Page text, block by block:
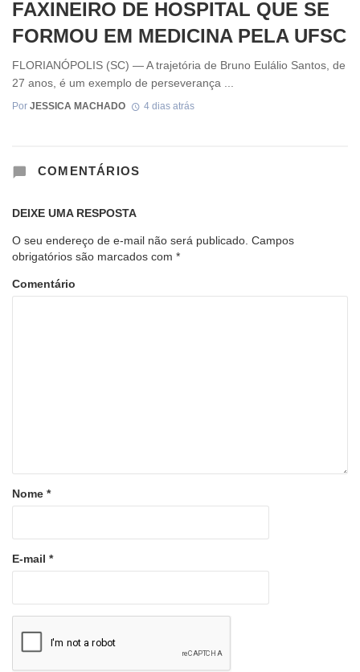
FAXINEIRO DE HOSPITAL QUE SE
FORMOU EM MEDICINA PELA UFSC
FLORIANÓPOLIS (SC) — A trajetória de Bruno Eulálio Santos, de
27 anos, é um exemplo de perseverança ...
Por JESSICA MACHADO 4 dias atrás
COMENTÁRIOS
DEIXE UMA RESPOSTA
O seu endereço de e-mail não será publicado. Campos
obrigatórios são marcados com *
Comentário
Nome *
E-mail *